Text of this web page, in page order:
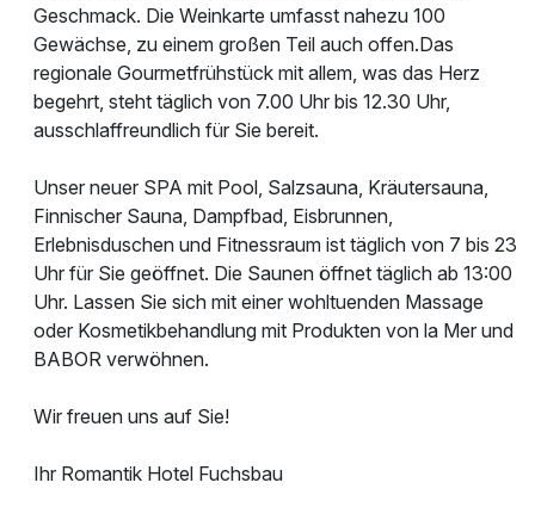
Geschmack. Die Weinkarte umfasst nahezu 100
Gewächse, zu einem großen Teil auch offen.Das
regionale Gourmetfrühstück mit allem, was das Herz
begehrt, steht täglich von 7.00 Uhr bis 12.30 Uhr,
ausschlaffreundlich für Sie bereit.
Unser neuer SPA mit Pool, Salzsauna, Kräutersauna,
Finnischer Sauna, Dampfbad, Eisbrunnen,
Erlebnisduschen und Fitnessraum ist täglich von 7 bis 23
Uhr für Sie geöffnet. Die Saunen öffnet täglich ab 13:00
Uhr. Lassen Sie sich mit einer wohltuenden Massage
oder Kosmetikbehandlung mit Produkten von la Mer und
BABOR verwöhnen.
Wir freuen uns auf Sie!
Ihr Romantik Hotel Fuchsbau